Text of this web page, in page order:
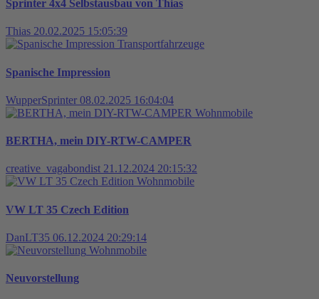
Sprinter 4x4 Selbstausbau von Thias
Thias 20.02.2025 15:05:39
Transportfahrzeuge
Spanische Impression
WupperSprinter 08.02.2025 16:04:04
Wohnmobile
BERTHA, mein DIY-RTW-CAMPER
creative_vagabondist 21.12.2024 20:15:32
Wohnmobile
VW LT 35 Czech Edition
DanLT35 06.12.2024 20:29:14
Wohnmobile
Neuvorstellung